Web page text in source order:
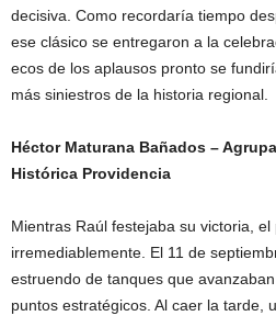
decisiva. Como recordaría tiempo
ese clásico se entregaron a la
ecos de los aplausos pronto se
más siniestros de la historia regional.
Héctor Maturana Bañados –
Histórica Providencia
Mientras Raúl festejaba su victoria,
irremediablemente. El 11 de
estruendo de tanques que
puntos estratégicos. Al caer la tarde,